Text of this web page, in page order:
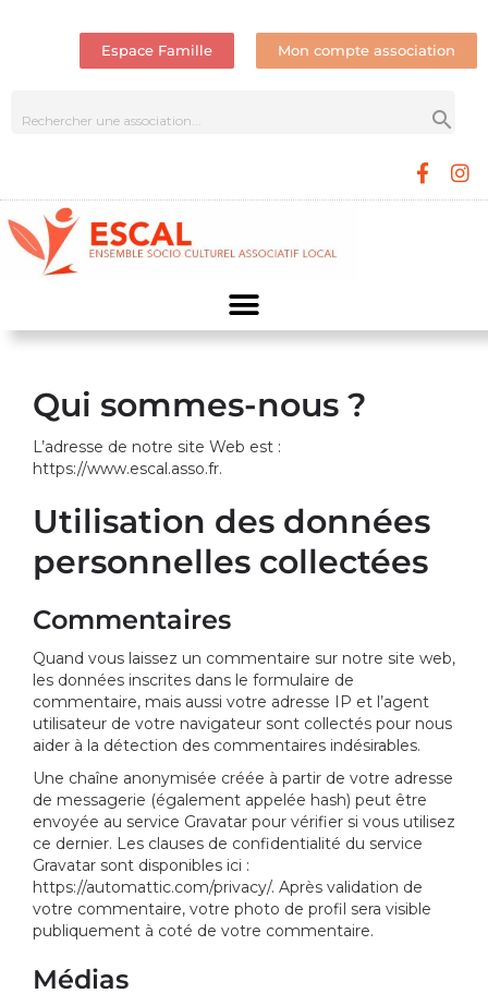
Espace Famille Mon compte association
Qui sommes-nous ?
L’adresse de notre site Web est :
https://www.escal.asso.fr.
Utilisation des données
personnelles collectées
Commentaires
Quand vous laissez un commentaire sur notre site web,
les données inscrites dans le formulaire de
commentaire, mais aussi votre adresse IP et l’agent
utilisateur de votre navigateur sont collectés pour nous
aider à la détection des commentaires indésirables.
Une chaîne anonymisée créée à partir de votre adresse
de messagerie (également appelée hash) peut être
envoyée au service Gravatar pour vérifier si vous utilisez
ce dernier. Les clauses de confidentialité du service
Gravatar sont disponibles ici :
https://automattic.com/privacy/. Après validation de
votre commentaire, votre photo de profil sera visible
publiquement à coté de votre commentaire.
Médias